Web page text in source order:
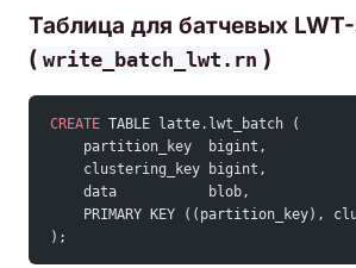
Таблица для батчевых
( write_batch_lwt.rn )
CREATE TABLE latte.lwt_batch (
    partition_key  bigint,
    clustering_key bigint,
    data           blob,
PRIMARY KEY ((partition_key),
);